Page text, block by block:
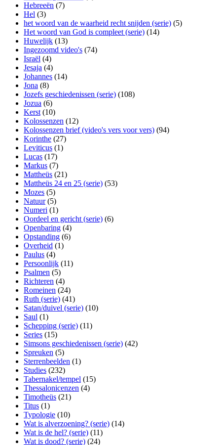
Hebreeën (7)
Hel (3)
het woord van de waarheid recht snijden (serie) (5)
Het woord van God is compleet (serie) (14)
Huwelijk (13)
Ingezoomd video's (74)
Israël (4)
Jesaja (4)
Johannes (14)
Jona (8)
Jozefs geschiedenissen (serie) (108)
Jozua (6)
Kerst (10)
Kolossenzen (12)
Kolossenzen brief (video's vers voor vers) (94)
Korinthe (27)
Leviticus (1)
Lucas (17)
Markus (7)
Mattheüs (21)
Mattheüs 24 en 25 (serie) (53)
Mozes (5)
Natuur(5)
Numeri (1)
Oordeel en gericht (serie) (6)
Openbaring (4)
Opstanding (6)
Overheid (1)
Paulus (4)
Persoonlijk (11)
Psalmen (5)
Richteren (4)
Romeinen (24)
Ruth (serie) (41)
Satan/duivel (serie) (10)
Saul (1)
Schepping (serie) (11)
Series (15)
Simsons geschiedenissen (serie) (42)
Spreuken (5)
Sterrenbeelden (1)
Studies (232)
Tabernakel/tempel (15)
Thessalonicenzen (4)
Timotheüs (21)
Titus (1)
Typologie (10)
Wat is alverzoening? (serie) (14)
Wat is de hel? (serie) (11)
Wat is dood? (serie) (24)